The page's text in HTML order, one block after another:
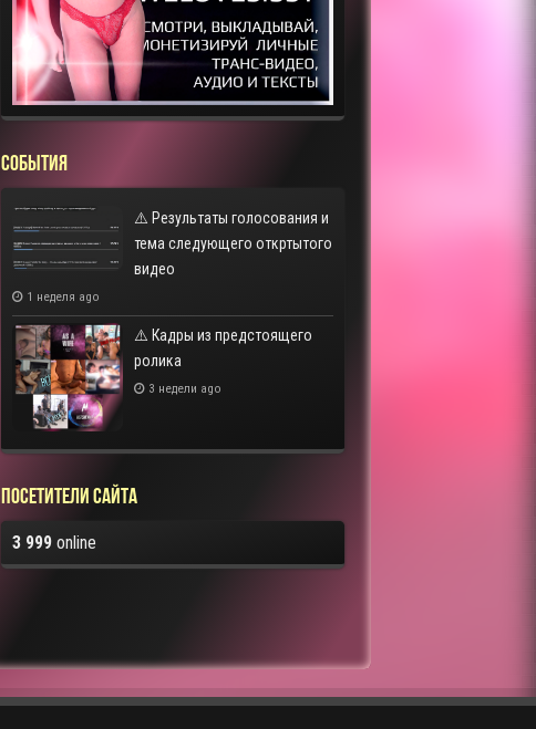
СОБЫТИЯ
⚠️ Результаты голосования и
тема следующего откртытого
видео
1 неделя ago
⚠️ Кадры из предстоящего
ролика
3 недели ago
Посетители сайта
3 999online